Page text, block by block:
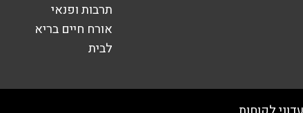
תרבות ופנאי
אורח חיים בריא
לבית